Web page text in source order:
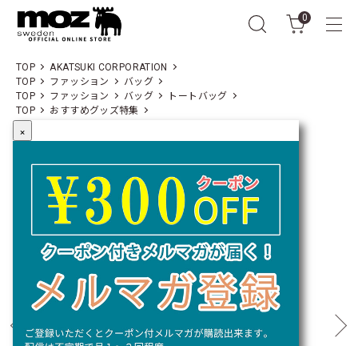
0
TOP
AKATSUKI CORPORATION
TOP
ファッション
バッグ
TOP
ファッション バッグ
トートバッグ
TOP
おすすめグッズ特集
×